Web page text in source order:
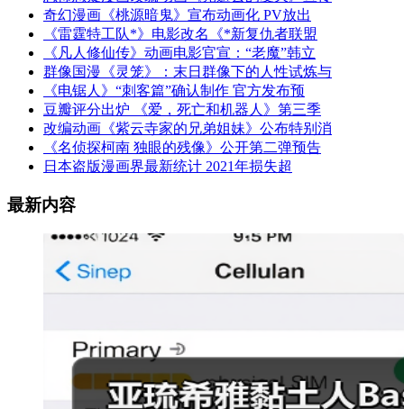
奇幻漫画《桃源暗鬼》宣布动画化 PV放出
《雷霆特工队*》电影改名《*新复仇者联盟
《凡人修仙传》动画电影官宣：“老魔”韩立
群像国漫《灵笼》：末日群像下的人性试炼与
《电锯人》“刺客篇”确认制作 官方发布预
豆瓣评分出炉 《爱，死亡和机器人》第三季
改编动画《紫云寺家的兄弟姐妹》公布特别消
《名侦探柯南 独眼的残像》公开第二弹预告
日本盗版漫画界最新统计 2021年损失超
最新内容